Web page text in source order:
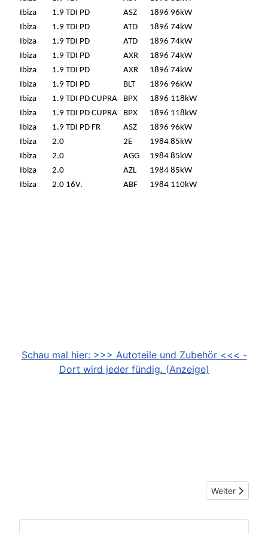
Ibiza
1.9 TDI PD ASZ 1896 96kW
Ibiza
1.9 TDI PD ATD 1896 74kW
Ibiza
1.9 TDI PD ATD 1896 74kW
Ibiza
1.9 TDI PD AXR 1896 74kW
Ibiza
1.9 TDI PD AXR 1896 74kW
Ibiza
1.9 TDI PD BLT 1896 96kW
Ibiza
1.9 TDI PD CUPRA BPX 1896 118kW
Ibiza
1.9 TDI PD CUPRA BPX 1896 118kW
Ibiza
1.9 TDI PD FR ASZ 1896 96kW
Ibiza
2.0 2E 1984 85kW
Ibiza
2.0 AGG 1984 85kW
Ibiza
2.0 AZL 1984 85kW
Ibiza
2.0 16V. ABF 1984 110kW
Schau mal hier: >>> Autoteile und Zubehör <<< -
Dort wird jeder fündig. (Anzeige)
Nächster
Weiter